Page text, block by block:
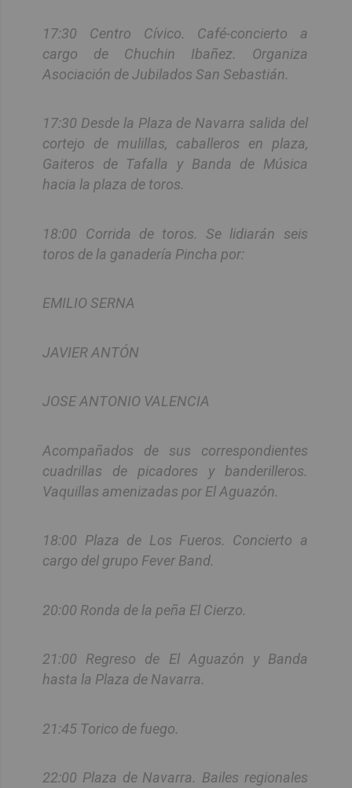
17:30 Centro Cívico. Café-concierto a
cargo de Chuchin Ibañez. Organiza
Asociación de Jubilados San Sebastián.
17:30 Desde la Plaza de Navarra salida del
cortejo de mulillas, caballeros en plaza,
Gaiteros de Tafalla y Banda de Música
hacia la plaza de toros.
18:00 Corrida de toros. Se lidiarán seis
toros de la ganadería Pincha por:
EMILIO SERNA
JAVIER ANTÓN
JOSE ANTONIO VALENCIA
Acompañados de sus correspondientes
cuadrillas de picadores y banderilleros.
Vaquillas amenizadas por El Aguazón.
18:00 Plaza de Los Fueros. Concierto a
cargo del grupo Fever Band.
20:00 Ronda de la peña El Cierzo.
21:00 Regreso de El Aguazón y Banda
hasta la Plaza de Navarra.
21:45 Torico de fuego.
22:00 Plaza de Navarra. Bailes regionales